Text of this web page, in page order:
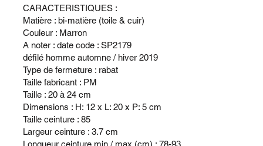
CARACTERISTIQUES :
Matière : bi-matière (toile & cuir)
Couleur : Marron
A noter : date code : SP2179
défilé homme automne / hiver 2019
Type de fermeture : rabat
Taille fabricant : PM
Taille : 20 à 24 cm
Dimensions : H: 12 x L: 20 x P: 5 cm
Taille ceinture : 85
Largeur ceinture : 3.7 cm
Longueur ceinture min / max (cm) : 78-93